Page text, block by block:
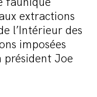
extractions
l’Intérieur des
imposées
président Joe